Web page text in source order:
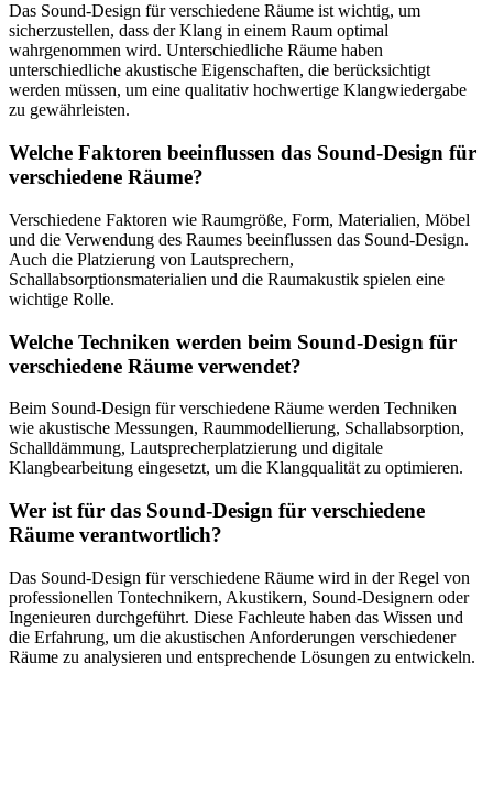
Das Sound-Design für verschiedene Räume ist wichtig, um
sicherzustellen, dass der Klang in einem Raum optimal
wahrgenommen wird. Unterschiedliche Räume haben
unterschiedliche akustische Eigenschaften, die berücksichtigt
werden müssen, um eine qualitativ hochwertige Klangwiedergabe
zu gewährleisten.
Welche Faktoren beeinflussen das Sound-Design für
verschiedene Räume?
Verschiedene Faktoren wie Raumgröße, Form, Materialien, Möbel
und die Verwendung des Raumes beeinflussen das Sound-Design.
Auch die Platzierung von Lautsprechern,
Schallabsorptionsmaterialien und die Raumakustik spielen eine
wichtige Rolle.
Welche Techniken werden beim Sound-Design für
verschiedene Räume verwendet?
Beim Sound-Design für verschiedene Räume werden Techniken
wie akustische Messungen, Raummodellierung, Schallabsorption,
Schalldämmung, Lautsprecherplatzierung und digitale
Klangbearbeitung eingesetzt, um die Klangqualität zu optimieren.
Wer ist für das Sound-Design für verschiedene
Räume verantwortlich?
Das Sound-Design für verschiedene Räume wird in der Regel von
professionellen Tontechnikern, Akustikern, Sound-Designern oder
Ingenieuren durchgeführt. Diese Fachleute haben das Wissen und
die Erfahrung, um die akustischen Anforderungen verschiedener
Räume zu analysieren und entsprechende Lösungen zu entwickeln.